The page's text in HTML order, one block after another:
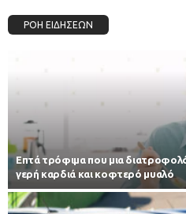
ΡΟΗ ΕΙΔΗΣΕΩΝ
Επτά τρόφιμα που μια
γερή καρδιά και κοφτερό μυαλό